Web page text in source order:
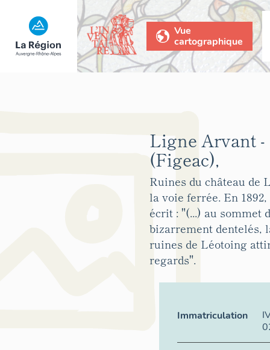
Vue
cartographique
Ligne Arvant -
(Figeac),
Ruines du château de
la voie ferrée. En
écrit : "(...) au sommet
bizarrement dentelés,
ruines de Léotoing
regards".
Immatriculation